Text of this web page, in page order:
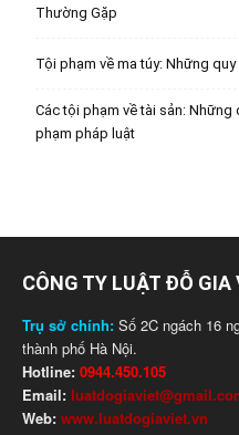
Thường Gặp
Tội phạm về ma túy: Những
Các tội phạm về tài sản:
phạm pháp luật
CÔNG TY LUẬT ĐỖ GIA
Trụ sở chính: Số 2C ngách 16
thành phố Hà Nội.
Hotline: 0944.450.105
Email:
Web: www.luatdogiaviet.vn